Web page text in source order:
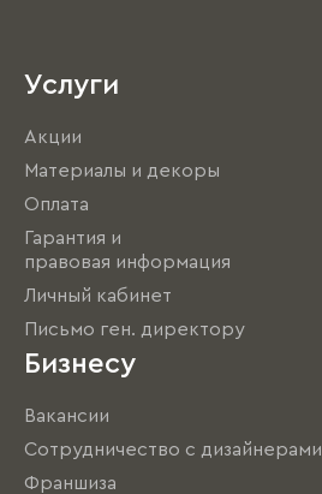
Услуги
Акции
Материалы и декоры
Оплата
Гарантия и
правовая информация
Личный кабинет
Письмо ген. директору
Бизнесу
Вакансии
Сотрудничество с дизайнерами
Франшиза